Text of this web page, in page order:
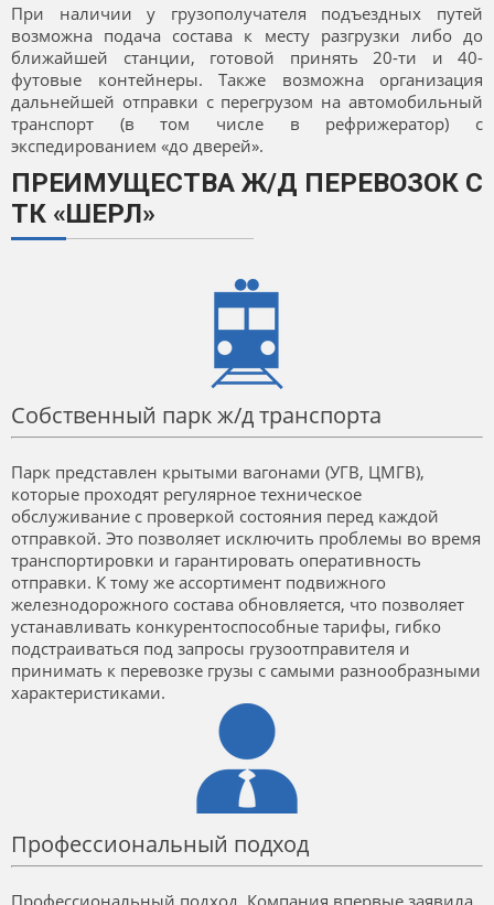
При наличии у грузополучателя подъездных путей
возможна подача состава к месту разгрузки либо до
ближайшей станции, готовой принять 20-ти и 40-
футовые контейнеры. Также возможна организация
дальнейшей отправки с перегрузом на автомобильный
транспорт (в том числе в рефрижератор) с
экспедированием «до дверей».
ПРЕИМУЩЕСТВА Ж/Д ПЕРЕВОЗОК С
ТК «ШЕРЛ»
Собственный парк ж/д транспорта
Парк представлен крытыми вагонами (УГВ, ЦМГВ),
которые проходят регулярное техническое
обслуживание с проверкой состояния перед каждой
отправкой. Это позволяет исключить проблемы во время
транспортировки и гарантировать оперативность
отправки. К тому же ассортимент подвижного
железнодорожного состава обновляется, что позволяет
устанавливать конкурентоспособные тарифы, гибко
подстраиваться под запросы грузоотправителя и
принимать к перевозке грузы с самыми разнообразными
характеристиками.
Профессиональный подход
Профессиональный подход. Компания впервые заявила